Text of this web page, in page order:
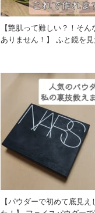
【艶肌って難しい？！そん
ありません！】 ふと鏡を見た時に
【パウダーで初めて底見え